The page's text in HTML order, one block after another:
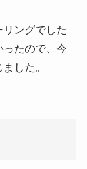
ングでした
たので、今
した。